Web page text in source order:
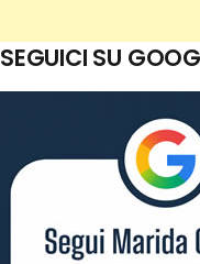
SEGUICI SU